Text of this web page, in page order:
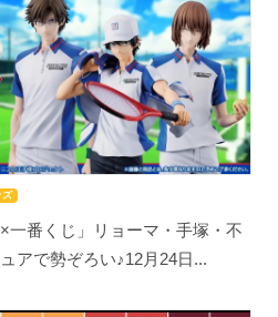
ズ
×一番くじ」リョーマ・手塚・不
アで勢ぞろい♪12月24日...